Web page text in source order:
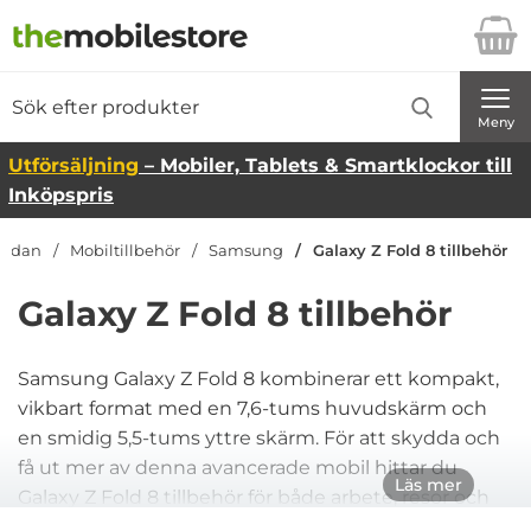
Startsidan för Danira Telecom AB
Meny
Utförsäljning – Mobiler, Tablets & Smartklockor till
Inköpspris
Mobiltillbehör Samsung Galaxy Z Fold 8 tillbehör
Galaxy Z Fold 8 tillbehör
Läs mer
Samsung Galaxy Z Fold 8 kombinerar ett kompakt,
vikbart format med en 7,6-tums huvudskärm och
en smidig 5,5-tums yttre skärm. För att skydda och
få ut mer av denna avancerade mobil hittar du
Galaxy Z Fold 8 tillbehör för både arbete, resor och